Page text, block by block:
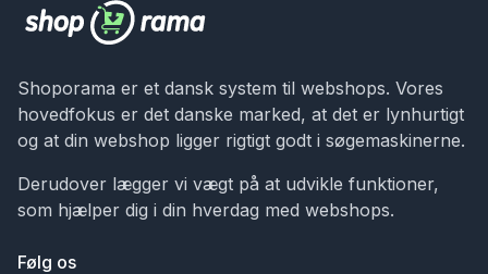
Shoporama er et dansk system til webshops. Vores
hovedfokus er det danske marked, at det er lynhurtigt
og at din webshop ligger rigtigt godt i søgemaskinerne.
Derudover lægger vi vægt på at udvikle funktioner,
som hjælper dig i din hverdag med webshops.
Følg os